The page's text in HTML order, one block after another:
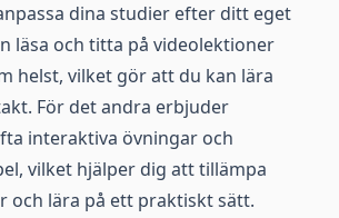
dina studier efter ditt eget
läsa och titta på videolektioner
helst, vilket gör att du kan lära
För det andra erbjuder
interaktiva övningar och
vilket hjälper dig att tillämpa
och lära på ett praktiskt sätt.